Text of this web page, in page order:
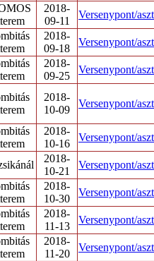
2018-
09-11
Versenypont/
2018-
09-18
Versenypont/
2018-
09-25
Versenypont/
2018-
10-09
Versenypont/
2018-
10-16
Versenypont/
2018-
10-21
Versenypont/
2018-
10-30
Versenypont/
2018-
11-13
Versenypont/
2018-
11-20
Versenypont/